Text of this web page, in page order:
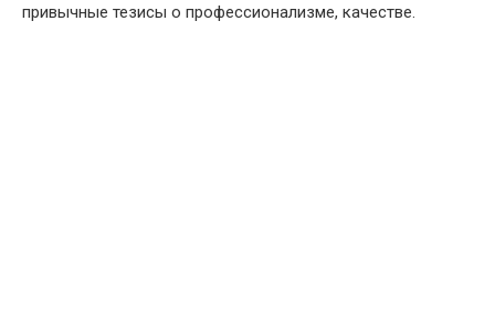
привычные тезисы о профессионализме, качестве.